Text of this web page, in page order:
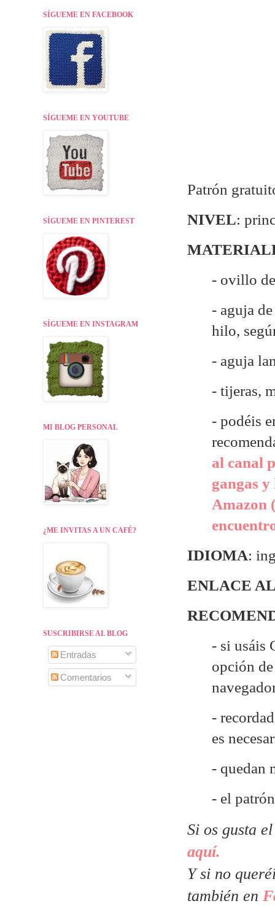
Patrón
NIVEL:
- ovillo
- aguja
hilo,
- aguja
- tijeras,
- podéis
al canal
gangas
Amazon
IDIOMA:
ENLACE
- si usáis
opción
-
es
- quedan
- el
Si os gusta
aquí.
Y si no
también en
SÍGUEME EN FACEBOOK
SÍGUEME EN YOUTUBE
SÍGUEME EN PINTEREST
SÍGUEME EN INSTAGRAM
MI BLOG PERSONAL
¿ME INVITAS A UN CAFÉ?
SUSCRIBIRSE AL BLOG
Entradas
Comentarios